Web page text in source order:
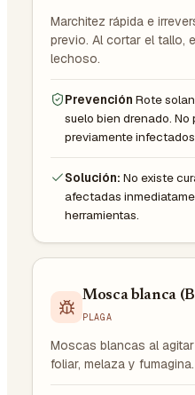
Marchitez rápida e
previo. Al cortar el tallo,
lechoso.
Prevención Rote
suelo bien drenado. No
previamente infectados.
Solución: No existe
afectadas
herramientas.
Mosca blanca
PLAGA
Moscas blancas al
foliar, melaza y fumagina.